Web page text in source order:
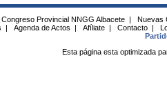
Congreso Provincial NNGG Albacete |
Nuevas
| Agenda de Actos | Afíliate | Contacto |
Esta página esta optimizada